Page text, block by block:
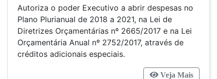
Autoriza o poder Executivo a abrir despesas no
Plano Plurianual de 2018 a 2021, na Lei de
Diretrizes Orçamentárias nº 2665/2017 e na Lei
Orçamentária Anual nº 2752/2017, através de
créditos adicionais especiais.
Veja Mais